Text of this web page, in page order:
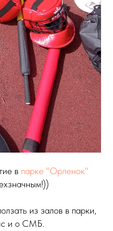
в парке "Орленок"
из залов в парки,
и о СМБ.